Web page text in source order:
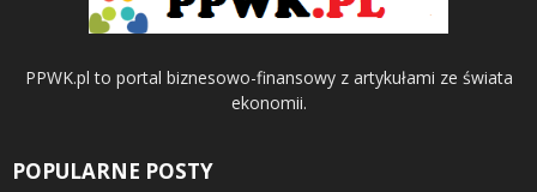
PPWK.pl to portal biznesowo-finansowy z artykułami ze świata
ekonomii.
POPULARNE POSTY